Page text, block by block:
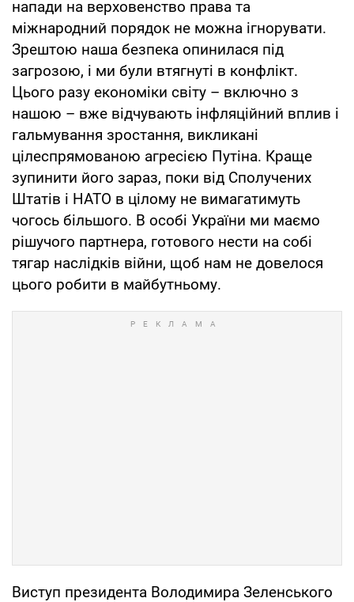
напади на верховенство права та
міжнародний порядок не можна ігнорувати.
Зрештою наша безпека опинилася під
загрозою, і ми були втягнуті в конфлікт.
Цього разу економіки світу – включно з
нашою – вже відчувають інфляційний вплив і
гальмування зростання, викликані
цілеспрямованою агресією Путіна. Краще
зупинити його зараз, поки від Сполучених
Штатів і НАТО в цілому не вимагатимуть
чогось більшого. В особі України ми маємо
рішучого партнера, готового нести на собі
тягар наслідків війни, щоб нам не довелося
цього робити в майбутньому.
Виступ президента Володимира Зеленського